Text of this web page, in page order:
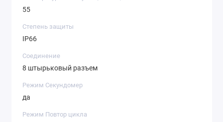
55
Степень защиты
IP66
Соединение
8 штырьковый разъем
Режим Секундомер
да
Режим Повтор цикла